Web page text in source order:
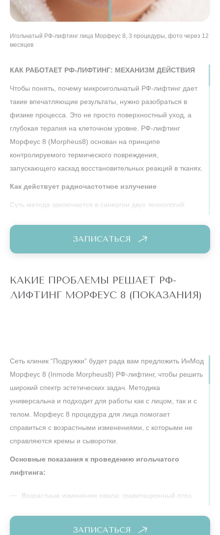
Игольчатый РФ-лифтинг лица Морфеус 8, 3 процедуры, фото через 12
месяцев
Игольчатый РФ-лифтинг лица Морфеус 8, 2 процедуры, фото через 3
месяца
РФ-лифтинг лица Морфеус 8 в клинике “Подружки”, 2 процедуры, фото
через 2 месяца
РФ-лифтинг лица Морфеус 8, 4 процедуры, фото через 7 месяцев
КАК РАБОТАЕТ РФ-ЛИФТИНГ: МЕХАНИЗМ ДЕЙСТВИЯ
Чтобы понять, почему микроигольчатый РФ-лифтинг дает
такие впечатляющие результаты, нужно разобраться в
физике процесса. Это не просто поверхностный уход, а
глубокая терапия на клеточном уровне. РФ-лифтинг
Морфеус 8 (Morpheus8) основан на принципе
контролируемого термического повреждения,
запускающего каскад восстановительных реакций в тканях.
Как действует радиочастотное излучение
Суть метода заключается в синергии двух технологий:
радиочастотного воздействия. Изолированные микроиглы
проникают в дерму на строго заданную глубину (от 2 до 7
Frequency) вызывает колебание молекул воды в тканях, что
приводит к их мгновенному разогреву до 60-80 градусов.
продолжается в течение 3-6 месяцев после визита к
косметологу. Именно поэтому РФ-лифтинг Морфеус 8
Какие ткани затрагиваются при РФ-процедуре
ЗАПИСАТЬСЯ
КАКИЕ ПРОБЛЕМЫ РЕШАЕТ РФ-
ЛИФТИНГ МОРФЕУС 8 (ПОКАЗАНИЯ)
Сеть клиник “Подружки” будет рада вам предложить ИнМод
Морфеус 8 (Inmode Morpheus8) РФ-лифтинг, чтобы решить
широкий спектр эстетических задач. Методика
универсальна и подходит для работы как с лицом, так и с
телом. Морфеус 8 процедура для лица помогает
справиться с возрастными изменениями, с которыми не
справляются кремы и сыворотки.
Основные показания к проведению игольчатого
лифтинга:
Возрастные изменения овала: гравитационный птоз,
ЗАПИСАТЬСЯ